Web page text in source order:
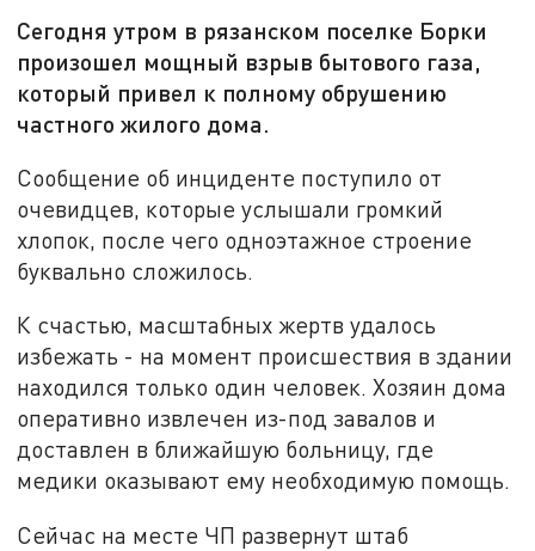
Сегодня утром в рязанском поселке Борки
произошел мощный взрыв бытового газа,
который привел к полному обрушению
частного жилого дома.
Сообщение об инциденте поступило от
очевидцев, которые услышали громкий
хлопок, после чего одноэтажное строение
буквально сложилось.
К счастью, масштабных жертв удалось
избежать - на момент происшествия в здании
находился только один человек. Хозяин дома
оперативно извлечен из-под завалов и
доставлен в ближайшую больницу, где
медики оказывают ему необходимую помощь.
Сейчас на месте ЧП развернут штаб